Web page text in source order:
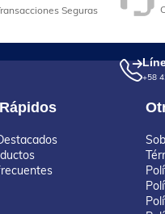
Seguras
+58